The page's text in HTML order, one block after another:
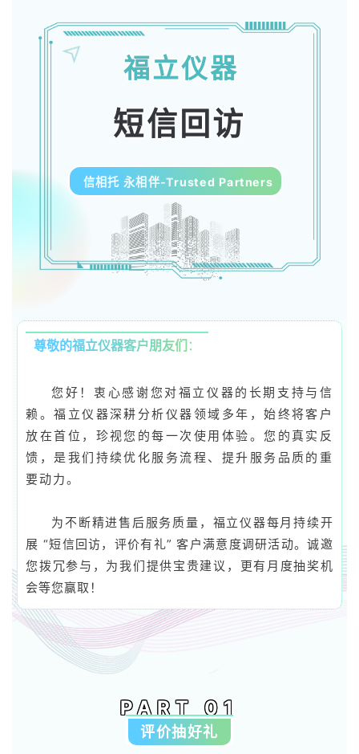
短信回访
福立仪器
信相托 永相伴-Trusted Partners
尊敬的福立仪器客户朋友们 ：
您好！衷心感谢您对福立仪器的长期支持与信
赖。福立仪器深耕分析仪器领域多年，始终将客户
放在首位，珍视您的每一次使用体验。您的真实反
馈，是我们持续优化服务流程、提升服务品质的重
要动力。
为不断精进售后服务质量，福立仪器每月持续开
展 “短信回访，评价有礼” 客户满意度调研活动。诚邀
您拨冗参与，为我们提供宝贵建议，更有月度抽奖机
会等您赢取！
PART 01
评价抽好礼